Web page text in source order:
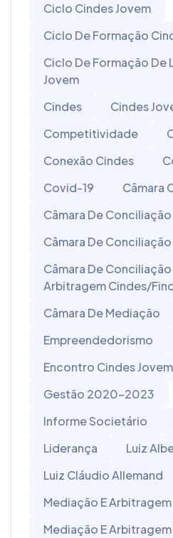
Ciclo Cindes Jovem
Ciclo De Formação
Ciclo De Formação De
Jovem
Cindes
Cindes
Competitividade
Conexão Cindes
Covid-19
Câmara
Câmara De Conciliação
Câmara De
Câmara De
Arbitragem Cindes/
Câmara De Mediação
Empreendedorismo
Encontro Cindes Jovem
Gestão 2020-2023
Informe Societário
Liderança
Luiz
Luiz Cláudio Allemand
Mediação E Arbitragem
Mediação E